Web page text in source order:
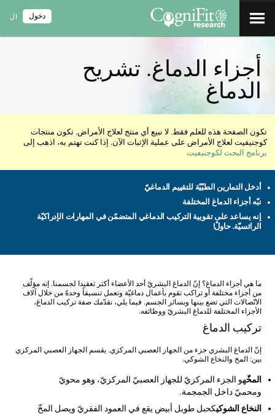
ال دخول
أجزاء الدماغ. تشريح
الدماغ
تكون الصفحة هذه للعلم فقط. لا نبيع أي منتج لعلاج الأمراض. تكون منتجات
كوجنيفيت لعلاج الأمراض على عملية الإثبات الآن. إذا كنت تهتم به، اذهب إلى
برنامج البحث لكوجنيفيت
أدخل التمارين الطبّيّة للتقييم الدماغيّ
نبّه أجزاء الدماغ المختلفة
إنه يساعد على تقويية التركيب الدماغي المتضمّن في المهارات الإدراكيّة
الرائسيّة. حاولْ!
ما هي أجزاء الدماغ؟ إنّ الدماغ البشريّ أحد الأعضاء أكثر تعقيدا لجسمنا. إنه مؤلّف
من أجزاء مختلفة أو تراكب تقوم بأعمال دماغيّة وتعمل تنسيقاً وحدةً من خلال آلاف
الاتّصالات التي تضع بينها وبسائر الجسم. فيما يلي، نقدّمك صفة تركيب الدماغ،
الأجزاء المختلفة للدماغ البشريّ ووظائفه.
تركيب الدماغ
إنّ الدماغ البشري جزء من الجهاز العصبي المركزي. يقسم الجهاز العصبي المركزي
بين: المخ والنخاع الشوكي.
المخّهو الجزء المركزيّ للجهاز العصبيّ المركزيّ، وهو محويّ
ومحميّ داخل الجمجمة.
النخاع الشوكيكحبل طويل أبيض يقع في العمود الفقريّ ويصل المخّ